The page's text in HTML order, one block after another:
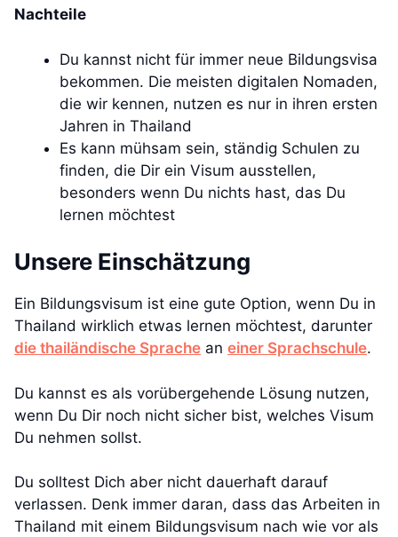
Nachteile
Du kannst nicht für immer neue Bildungsvisa
bekommen. Die meisten digitalen Nomaden,
die wir kennen, nutzen es nur in ihren ersten
Jahren in Thailand
Es kann mühsam sein, ständig Schulen zu
finden, die Dir ein Visum ausstellen,
besonders wenn Du nichts hast, das Du
lernen möchtest
Unsere Einschätzung
Ein Bildungsvisum ist eine gute Option, wenn Du in
Thailand wirklich etwas lernen möchtest, darunter
die thailändische Sprache an einer Sprachschule.
Du kannst es als vorübergehende Lösung nutzen,
wenn Du Dir noch nicht sicher bist, welches Visum
Du nehmen sollst.
Du solltest Dich aber nicht dauerhaft darauf
verlassen. Denk immer daran, dass das Arbeiten in
Thailand mit einem Bildungsvisum nach wie vor als